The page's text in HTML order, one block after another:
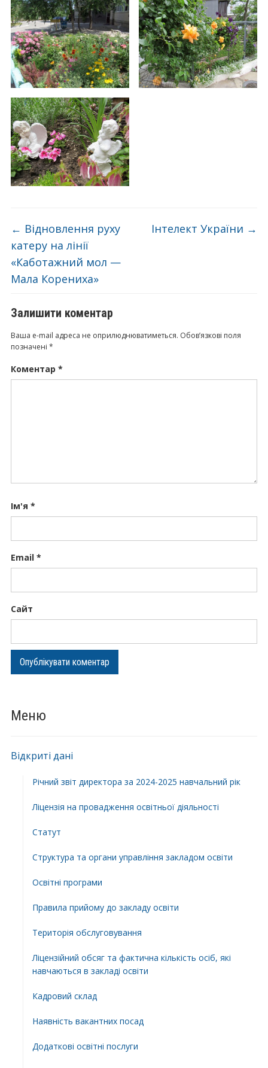
Меню
Відкриті дані
Річний звіт директора за 2024-2025 навчальний рік
Ліцензія на провадження освітньої діяльності
Статут
Структура та органи управління закладом освіти
Освiтнi програми
Правила прийому до закладу освіти
Територiя обслуговування
Ліцензійний обсяг та фактична кількість осіб, які
навчаються в закладі освіти
Кадровий склад
Наявність вакантних посад
Додатковi освiтнi послуги
← Відновлення руху
катеру на лінії
«Каботажний мол —
Мала Корениха»
Інтелект України →
Залишити коментар
Ваша e-mail адреса не оприлюднюватиметься. Обов’язкові поля
позначені *
Коментар *
Ім'я *
Email *
Сайт